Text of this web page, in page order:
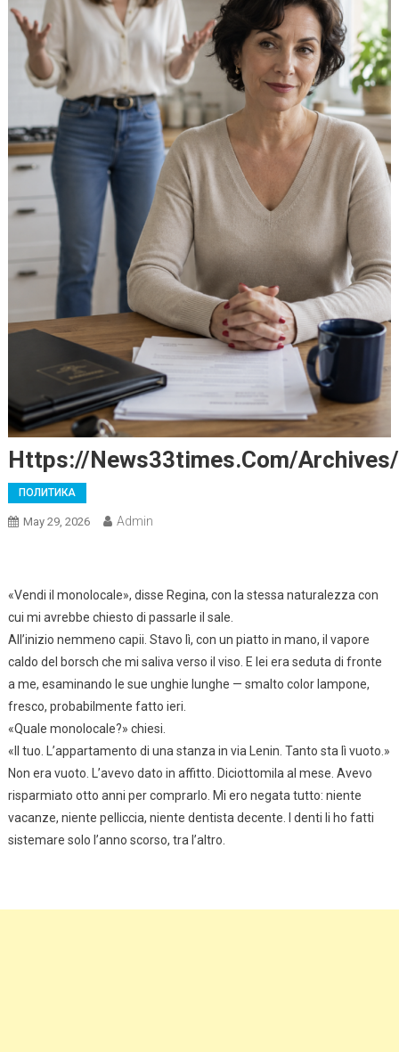
Https://news33times.com/
ПОЛИТИКА
May 29, 2026 Admin
«Vendi il monolocale», disse Regina, con la stessa naturalezza con
cui mi avrebbe chiesto di passarle il sale.
All’inizio nemmeno capii. Stavo lì, con un piatto in mano, il vapore
caldo del borsch che mi saliva verso il viso. E lei era seduta di fronte
a me, esaminando le sue unghie lunghe — smalto color lampone,
fresco, probabilmente fatto ieri.
«Quale monolocale?» chiesi.
«Il tuo. L’appartamento di una stanza in via Lenin. Tanto sta lì vuoto.»
Non era vuoto. L’avevo dato in affitto. Diciottomila al mese. Avevo
risparmiato otto anni per comprarlo. Mi ero negata tutto: niente
vacanze, niente pelliccia, niente dentista decente. I denti li ho fatti
sistemare solo l’anno scorso, tra l’altro.